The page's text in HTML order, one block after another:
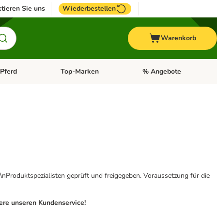
Sie uns Wiederbestellen
Warenkorb
Fisch Menü öffnen: Vogel
Pferd Kategorie-Menü öffnen: Pferd
Top-Marken Kategorie-Menü öffnen:
% Angebote
geprüft und freigegeben. Voraussetzung für die
unseren Kundenservice!